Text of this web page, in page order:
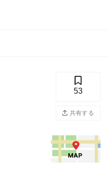
53
共有する